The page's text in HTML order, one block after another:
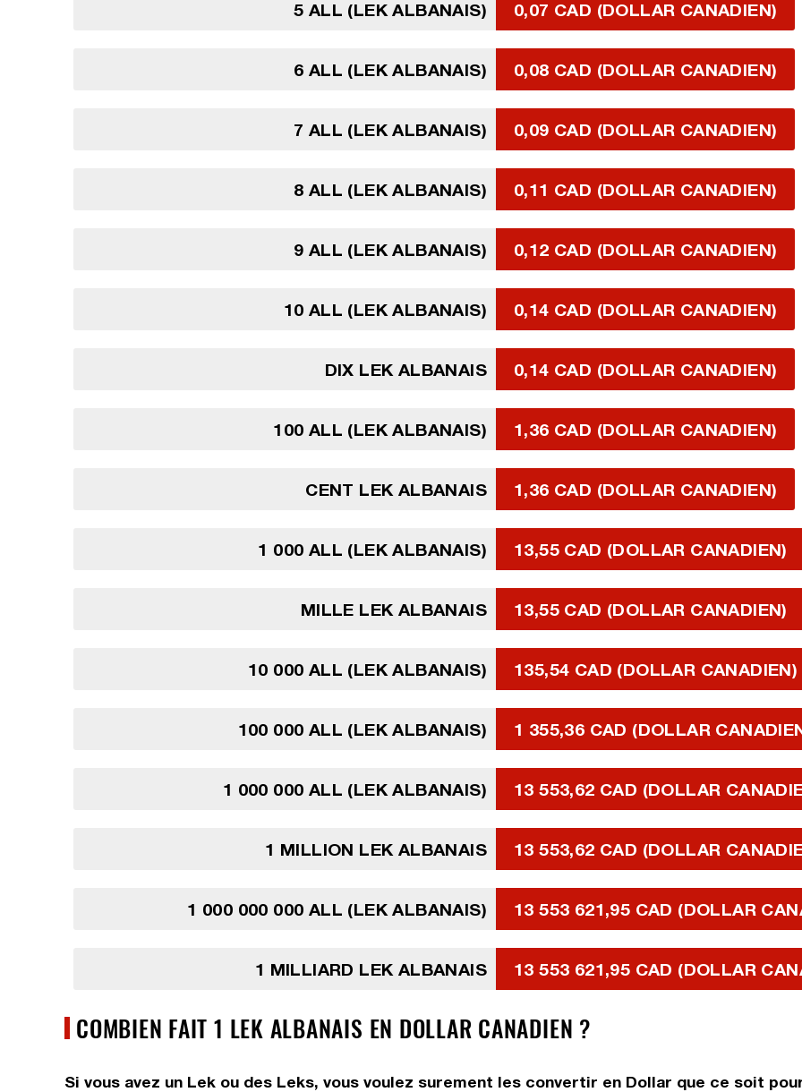
5 ALL (LEK ALBANAIS) 0,07 CAD (DOLLAR CANADIEN)
6 ALL (LEK ALBANAIS) 0,08 CAD (DOLLAR CANADIEN)
7 ALL (LEK ALBANAIS) 0,09 CAD (DOLLAR CANADIEN)
8 ALL (LEK ALBANAIS) 0,11 CAD (DOLLAR CANADIEN)
9 ALL (LEK ALBANAIS) 0,12 CAD (DOLLAR CANADIEN)
10 ALL (LEK ALBANAIS) 0,14 CAD (DOLLAR CANADIEN)
DIX LEK ALBANAIS 0,14 CAD (DOLLAR CANADIEN)
100 ALL (LEK ALBANAIS) 1,36 CAD (DOLLAR CANADIEN)
CENT LEK ALBANAIS 1,36 CAD (DOLLAR CANADIEN)
1 000 ALL (LEK ALBANAIS) 13,55 CAD (DOLLAR CANADIEN)
MILLE LEK ALBANAIS 13,55 CAD (DOLLAR CANADIEN)
10 000 ALL (LEK ALBANAIS) 135,54 CAD (DOLLAR CANADIEN)
100 000 ALL (LEK ALBANAIS) 1 355,36 CAD (DOLLAR
1 000 000 ALL (LEK ALBANAIS) 13 553,62 CAD (DOLLAR
1 MILLION LEK ALBANAIS 13 553,62 CAD (DOLLAR
1 000 000 000 ALL (LEK ALBANAIS) 13 553 621,95 CAD (DOLLAR
1 MILLIARD LEK ALBANAIS 13 553 621,95 CAD (DOLLAR
COMBIEN FAIT 1 LEK ALBANAIS EN DOLLAR CANADIEN ?
Si vous avez un Lek ou des Leks, vous voulez surement les convertir en Dollar que ce soit